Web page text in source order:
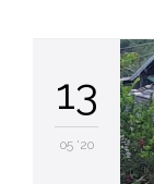
13
05 '20